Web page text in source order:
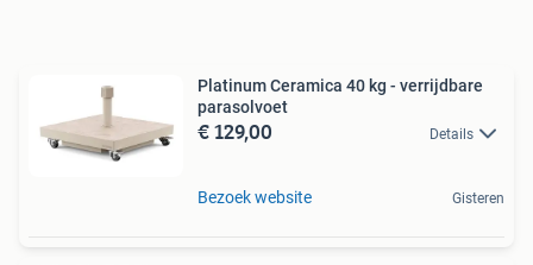
Platinum Ceramica 40 kg - verrijdbare
parasolvoet
€ 129,00 Details
Bezoek website Gisteren